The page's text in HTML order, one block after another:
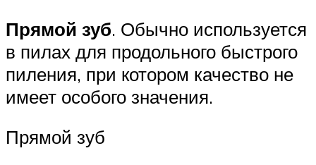
Прямой зуб. Обычно используется
в пилах для продольного быстрого
пиления, при котором качество не
имеет особого значения.
Прямой зуб